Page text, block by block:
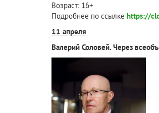
Возраст: 16+
Подробнее по ссылке https://
11 апреля
Валерий Соловей. Через